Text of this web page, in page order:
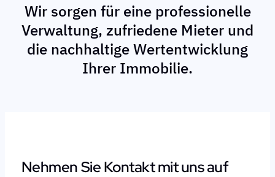
Wir sorgen für eine professionelle
Verwaltung, zufriedene Mieter und
die nachhaltige Wertentwicklung
Ihrer Immobilie.
Nehmen Sie Kontakt mit uns auf